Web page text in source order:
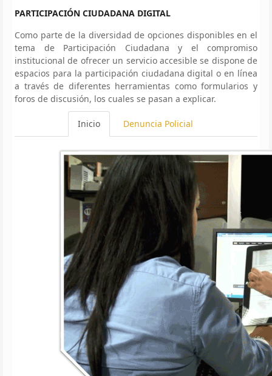
PARTICIPACIÓN CIUDADANA DIGITAL
Como parte de la diversidad de opciones disponibles en el
tema de Participación Ciudadana y el compromiso
institucional de ofrecer un servicio accesible se dispone de
espacios para la participación ciudadana digital o en línea
a través de diferentes herramientas como formularios y
foros de discusión, los cuales se pasan a explicar.
Inicio Denuncia Policial